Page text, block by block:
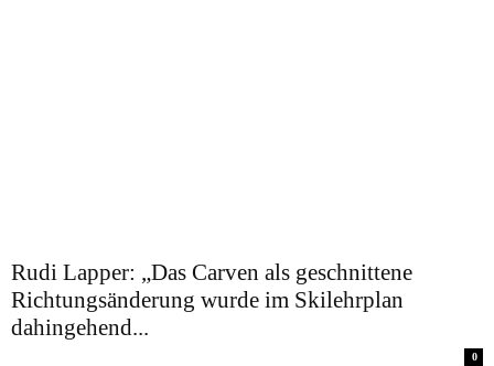
Rudi Lapper: „Das Carven als geschnittene
Richtungsänderung wurde im Skilehrplan
dahingehend...
0